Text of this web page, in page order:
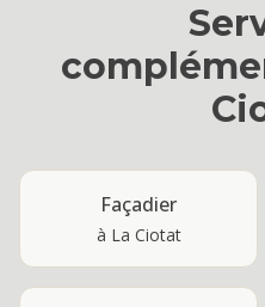
Façadier
à La Ciotat